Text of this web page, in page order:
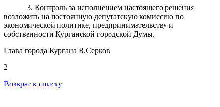
3. Контроль за исполнением настоящего решения
возложить на постоянную депутатскую комиссию по
экономической политике, предпринимательству и
собственности Курганской городской Думы.
Глава города Кургана В.Серков
2
Возврат к списку